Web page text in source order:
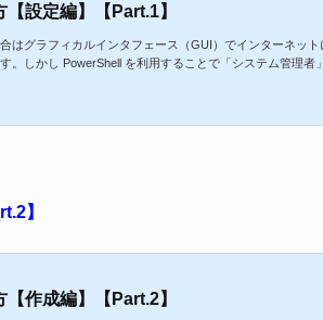
設定編】【Part.1】
はグラフィカルインタフェース（GUI）でインターネッ
しかし PowerShell を利用することで「システム管理者
】
作成編】【Part.2】